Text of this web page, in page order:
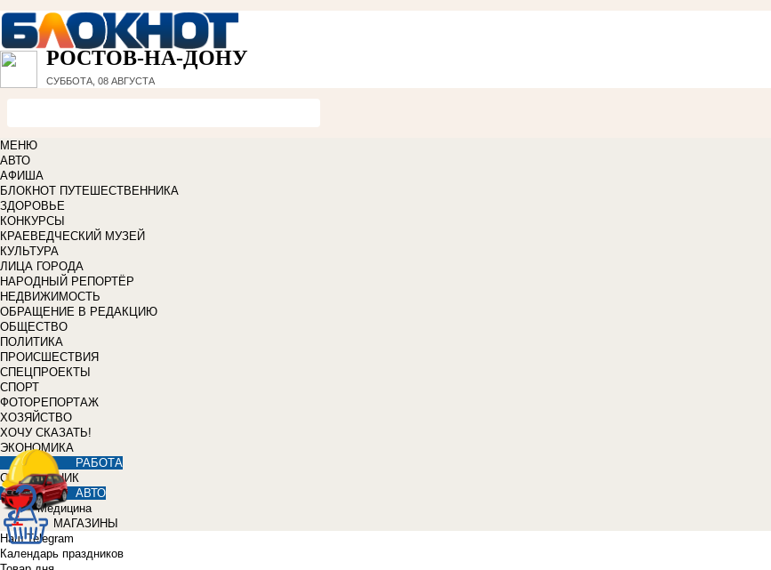
РОСТОВ-НА-ДОНУ
СУББОТА, 08 АВГУСТА
МЕНЮ
АВТО
АФИША
БЛОКНОТ ПУТЕШЕСТВЕННИКА
ЗДОРОВЬЕ
КОНКУРСЫ
КРАЕВЕДЧЕСКИЙ МУЗЕЙ
КУЛЬТУРА
ЛИЦА ГОРОДА
НАРОДНЫЙ РЕПОРТЁР
НЕДВИЖИМОСТЬ
ОБРАЩЕНИЕ В РЕДАКЦИЮ
ОБЩЕСТВО
ПОЛИТИКА
ПРОИСШЕСТВИЯ
СПЕЦПРОЕКТЫ
СПОРТ
ФОТОРЕПОРТАЖ
ХОЗЯЙСТВО
ХОЧУ СКАЗАТЬ!
ЭКОНОМИКА
РАБОТА
СПРАВОЧНИК
АВТО
Медицина
МАГАЗИНЫ
Наш Telegram
Календарь праздников